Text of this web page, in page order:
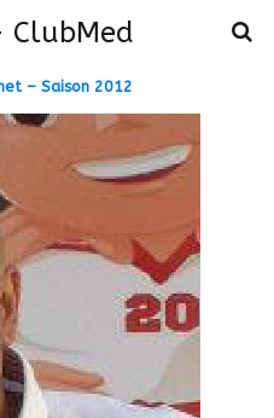
– Saison 2012